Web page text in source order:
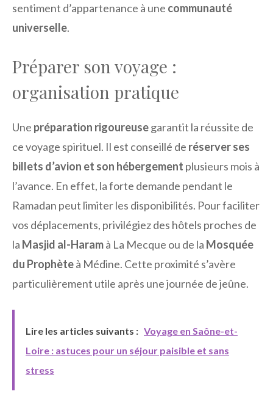
sentiment d’appartenance à une communauté
universelle.
Préparer son voyage :
organisation pratique
Une préparation rigoureusegarantit la réussite de
ce voyage spirituel. Il est conseillé de réserver ses
billets d’avion et son hébergement plusieurs mois à
l’avance. En effet, la forte demande pendant le
Ramadan peut limiter les disponibilités. Pour faciliter
vos déplacements, privilégiez des hôtels proches de
la Masjid al-Haramà La Mecque ou de la Mosquée
du Prophèteà Médine. Cette proximité s’avère
particulièrement utile après une journée de jeûne.
Lire les articles suivants : Voyage en Saône-et-
Loire : astuces pour un séjour paisible et sans
stress